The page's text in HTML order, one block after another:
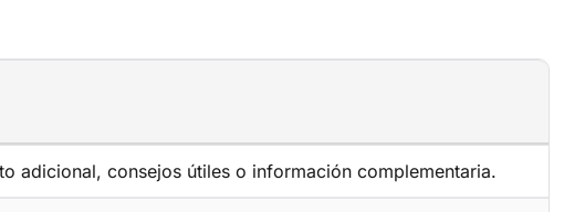
adicional, consejos útiles o información complementaria.